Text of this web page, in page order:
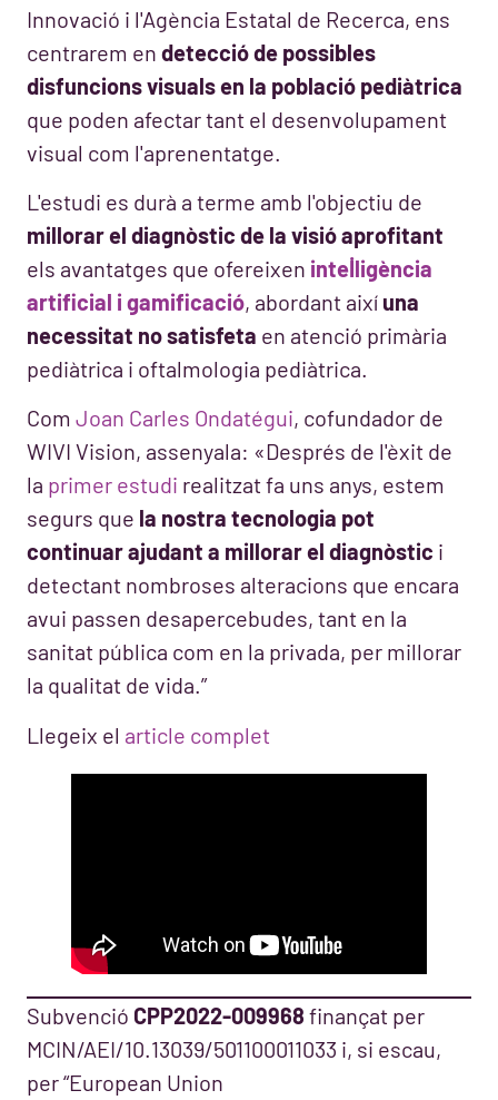
Innovació i l'Agència Estatal de Recerca, ens
centrarem en detecció de possibles
disfuncions visuals en la població pediàtrica
que poden afectar tant el desenvolupament
visual com l'aprenentatge.
L'estudi es durà a terme amb l'objectiu de
millorar el diagnòstic de la visió aprofitant
els avantatges que ofereixen intel·ligència
artificial i gamificació, abordant així una
necessitat no satisfeta en atenció primària
pediàtrica i oftalmologia pediàtrica.
Com Joan Carles Ondatégui, cofundador de
WIVI Vision, assenyala: «Després de l'èxit de
la primer estudi realitzat fa uns anys, estem
segurs que la nostra tecnologia pot
continuar ajudant a millorar el diagnòstic i
detectant nombroses alteracions que encara
avui passen desapercebudes, tant en la
sanitat pública com en la privada, per millorar
la qualitat de vida.”
Llegeix el article complet
Subvenció CPP2022-009968 finançat per
MCIN/AEI/10.13039/501100011033 i, si escau,
per “European Union